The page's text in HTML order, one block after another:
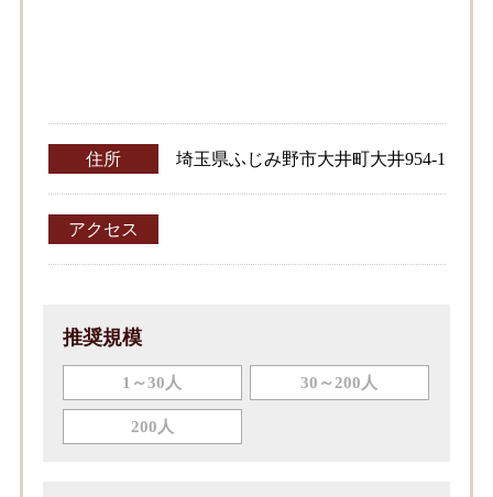
住所 埼玉県ふじみ野市大井町大井954‐1
アクセス
推奨規模
1～30人 30～200人
200人